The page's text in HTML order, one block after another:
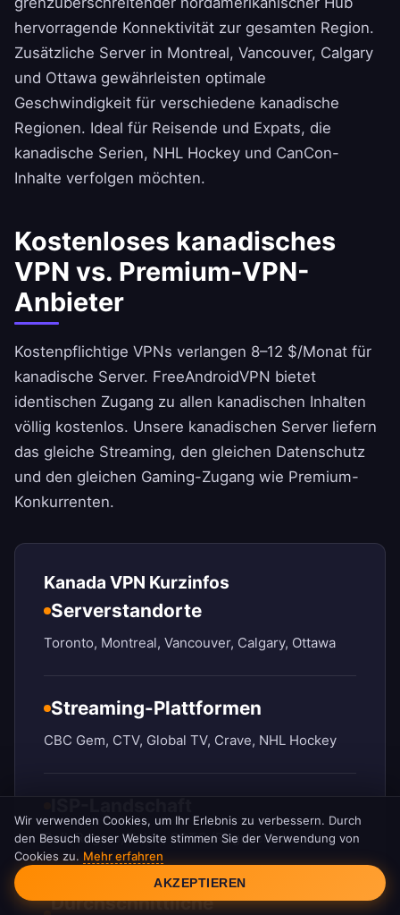
hervorragende Konnektivität zur gesamten Region.
Zusätzliche Server in Montreal, Vancouver, Calgary
und Ottawa gewährleisten optimale
Geschwindigkeit für verschiedene kanadische
Regionen. Ideal für Reisende und Expats, die
kanadische Serien, NHL Hockey und CanCon-
Inhalte verfolgen möchten.
Kostenloses kanadisches
VPN vs. Premium-VPN-
Anbieter
Kostenpflichtige VPNs verlangen 8–12 $/Monat für
kanadische Server. FreeAndroidVPN bietet
identischen Zugang zu allen kanadischen Inhalten
völlig kostenlos. Unsere kanadischen Server liefern
das gleiche Streaming, den gleichen Datenschutz
und den gleichen Gaming-Zugang wie Premium-
Konkurrenten.
Kanada VPN Kurzinfos
Serverstandorte
Toronto, Montreal, Vancouver, Calgary, Ottawa
Streaming-Plattformen
CBC Gem, CTV, Global TV, Crave, NHL Hockey
Bell, Rogers, Telus, CRTC (Regulierer)
Durchschnittliche
Cookie-Einwilligung
Wir verwenden Cookies, um Ihr Erlebnis zu verbessern. Durch
den Besuch dieser Website stimmen Sie der Verwendung von
Cookies zu. Mehr erfahren
AKZEPTIEREN